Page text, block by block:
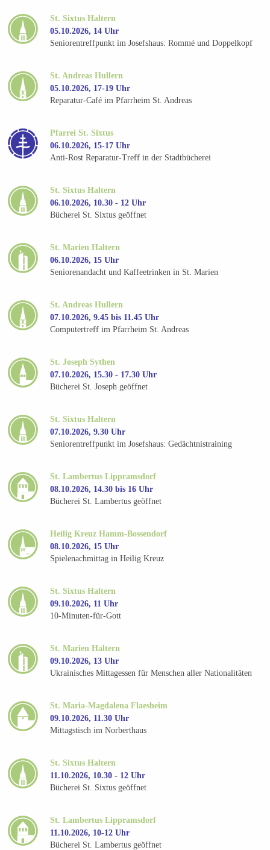
St. Sixtus Haltern
05.10.2026, 14 Uhr
Seniorentreffpunkt im Josefshaus: Rommé und Doppelkopf
St. Andreas Hullern
05.10.2026, 17-19 Uhr
Reparatur-Café im Pfarrheim St. Andreas
Pfarrei St. Sixtus
06.10.2026, 15-17 Uhr
Anti-Rost Reparatur-Treff in der Stadtbücherei
St. Sixtus Haltern
06.10.2026, 10.30 - 12 Uhr
Bücherei St. Sixtus geöffnet
St. Marien Haltern
06.10.2026, 15 Uhr
Seniorenandacht und Kaffeetrinken in St. Marien
St. Andreas Hullern
07.10.2026, 9.45 bis 11.45 Uhr
Computertreff im Pfarrheim St. Andreas
St. Joseph Sythen
07.10.2026, 15.30 - 17.30 Uhr
Bücherei St. Joseph geöffnet
St. Sixtus Haltern
07.10.2026, 9.30 Uhr
Seniorentreffpunkt im Josefshaus: Gedächtnistraining
St. Lambertus Lippramsdorf
08.10.2026, 14.30 bis 16 Uhr
Bücherei St. Lambertus geöffnet
Heilig Kreuz Hamm-Bossendorf
08.10.2026, 15 Uhr
Spielenachmittag in Heilig Kreuz
St. Sixtus Haltern
09.10.2026, 11 Uhr
10-Minuten-für-Gott
St. Marien Haltern
09.10.2026, 13 Uhr
Ukrainisches Mittagessen für Menschen aller Nationalitäten
St. Maria-Magdalena Flaesheim
09.10.2026, 11.30 Uhr
Mittagstisch im Norberthaus
St. Sixtus Haltern
11.10.2026, 10.30 - 12 Uhr
Bücherei St. Sixtus geöffnet
St. Lambertus Lippramsdorf
11.10.2026, 10-12 Uhr
Bücherei St. Lambertus geöffnet